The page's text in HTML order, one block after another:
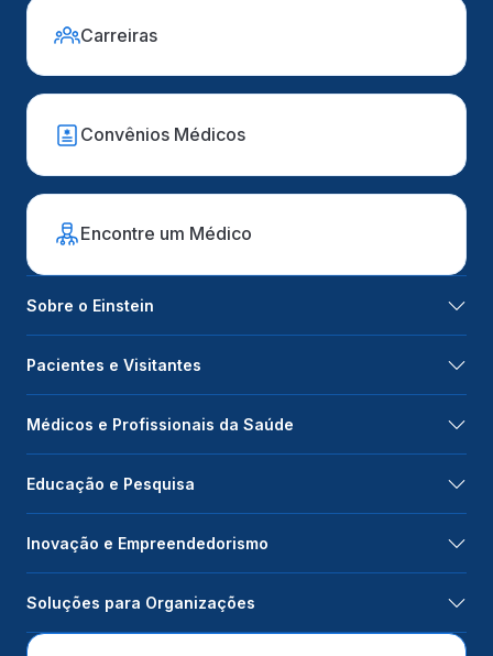
Carreiras
Convênios Médicos
Encontre um Médico
Sobre o Einstein
Pacientes e Visitantes
Médicos e Profissionais da Saúde
Educação e Pesquisa
Inovação e Empreendedorismo
Soluções para Organizações